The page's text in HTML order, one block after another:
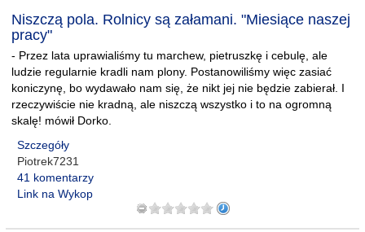
Niszczą pola. Rolnicy są załamani. "Miesiące naszej
pracy"
- Przez lata uprawialiśmy tu marchew, pietruszkę i cebulę, ale
ludzie regularnie kradli nam plony. Postanowiliśmy więc zasiać
koniczynę, bo wydawało nam się, że nikt jej nie będzie zabierał. I
rzeczywiście nie kradną, ale niszczą wszystko i to na ogromną
skalę! mówił Dorko.
Szczegóły
Piotrek7231
41 komentarzy
Link na Wykop